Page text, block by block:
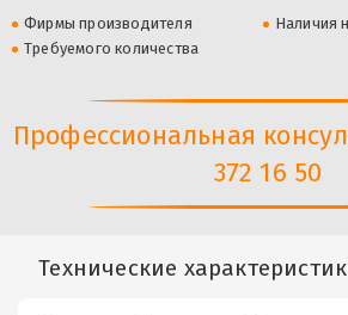
Фирмы производителя
Наличия
Требуемого количества
Профессиональная
372 16 50
Технические